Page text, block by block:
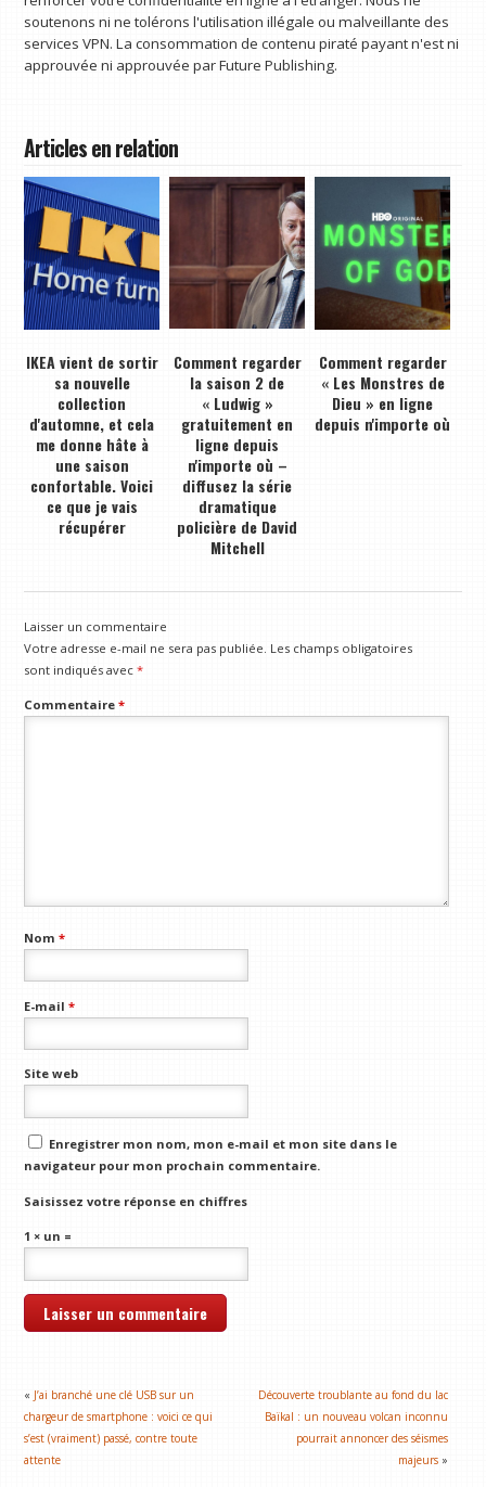
soutenons ni ne tolérons l'utilisation illégale ou malveillante des
services VPN. La consommation de contenu piraté payant n'est ni
approuvée ni approuvée par Future Publishing.
Articles en relation
IKEA vient de sortir
sa nouvelle
collection
d'automne, et cela
me donne hâte à
une saison
confortable. Voici
ce que je vais
récupérer
Comment regarder
la saison 2 de
« Ludwig »
gratuitement en
ligne depuis
n'importe où –
diffusez la série
dramatique
policière de David
Mitchell
Comment regarder
« Les Monstres de
Dieu » en ligne
depuis n'importe où
Laisser un commentaire
Votre adresse e-mail ne sera pas publiée. Les champs obligatoires
sont indiqués avec*
Commentaire*
Nom*
E-mail*
Site web
Enregistrer mon nom, mon e-mail et mon site dans le
navigateur pour mon prochain commentaire.
Saisissez votre réponse en chiffres
1 × un =
« J’ai branché une clé USB sur un
chargeur de smartphone : voici ce qui
s’est (vraiment) passé, contre toute
attente
Découverte troublante au fond du lac
Baïkal : un nouveau volcan inconnu
pourrait annoncer des séismes
majeurs »